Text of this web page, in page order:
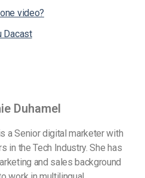
video?
Dacast
Duhamel
a Senior digital marketer with
in the Tech Industry. She has
and sales background